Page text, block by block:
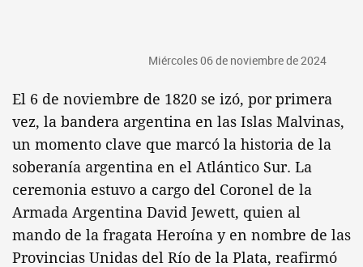
Miércoles 06 de noviembre de 2024
El 6 de noviembre de 1820 se izó, por primera
vez, la bandera argentina en las Islas Malvinas,
un momento clave que marcó la historia de la
soberanía argentina en el Atlántico Sur. La
ceremonia estuvo a cargo del Coronel de la
Armada Argentina David Jewett, quien al
mando de la fragata Heroína y en nombre de las
Provincias Unidas del Río de la Plata, reafirmó